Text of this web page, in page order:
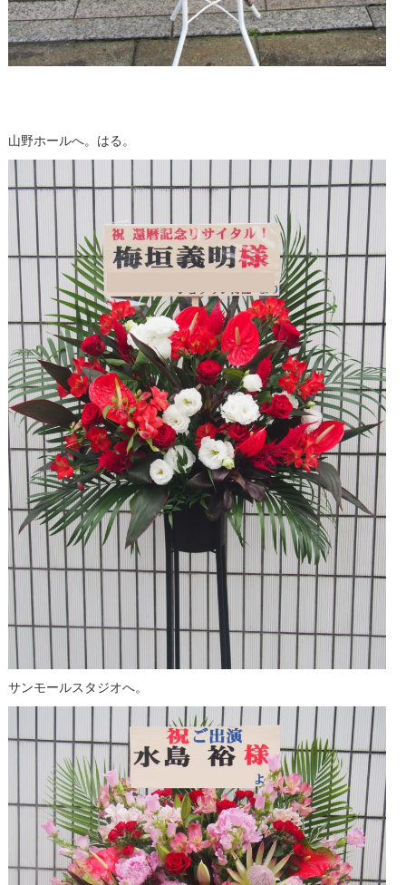
山野ホールへ。はる。
サンモールスタジオへ。